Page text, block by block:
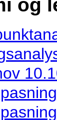
og